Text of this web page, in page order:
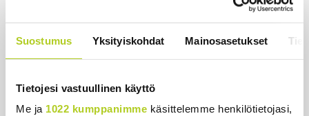
Suostumus Yksityiskohdat Mainosasetukset
Tietojesi vastuullinen käyttö
Me ja 1022 kumppanimme käsittelemme henkilötietojasi,
Tutkimus: Nämä kolme terveystekijää voivat lykätä
Uutiset | 6.8.2026 21:50
Näytä lisää